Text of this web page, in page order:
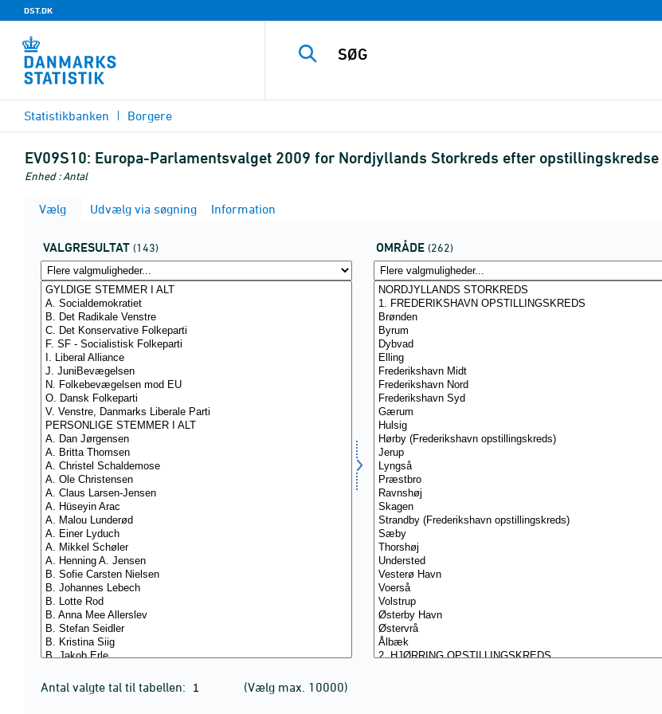
DST.DK
Statistikbanken Borgere
EV09S10: Europa-Parlamentsvalget 2009 for Nordjyllands Storkreds efter opstillingskredse
Enhed : Antal
Vælg Udvælg via søgning Information
VALGRESULTAT (143) OMRÅDE (262)
Antal valgte tal til tabellen: (Vælg max. 10000)